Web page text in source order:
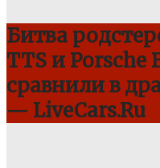
Битва
TTS и Porsche
сравнили в
— LiveCars.Ru